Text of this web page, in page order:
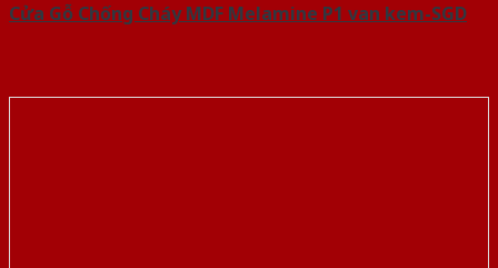
Cửa Gỗ Chống Cháy MDF Melamine P1 van kem-SGD